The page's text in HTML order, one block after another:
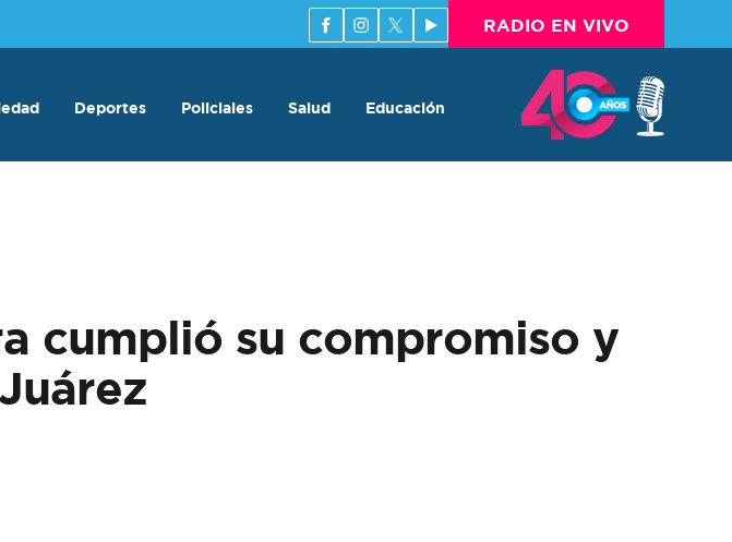
RADIO EN VIVO
Deportes Policiales Salud Educación
cumplió su compromiso y